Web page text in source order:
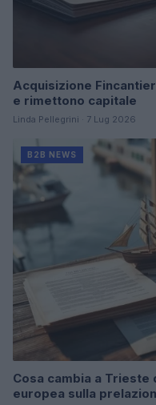
Acquisizione
e rimettono capitale
Linda Pellegrini · 7 Lug 2026
B2B NEWS
Cosa cambia a
europea sulla